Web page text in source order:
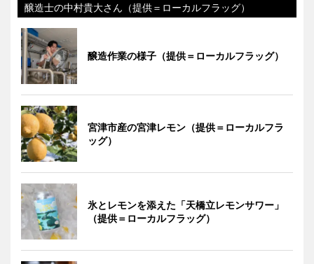
醸造士の中村貴大さん（提供＝ローカルフラッグ）
醸造作業の様子（提供＝ローカルフラッグ）
宮津市産の宮津レモン（提供＝ローカルフラ
ッグ）
氷とレモンを添えた「天橋立レモンサワー」
（提供＝ローカルフラッグ）